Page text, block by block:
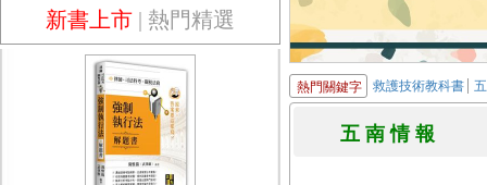
新書上市 | 熱門精選
熱門關鍵字 救護技術教科書
五 南 情